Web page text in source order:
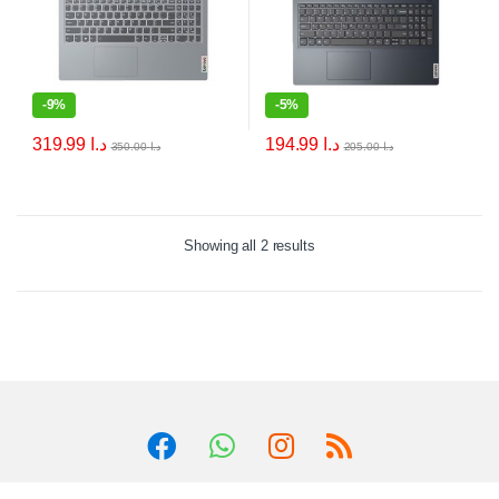
-9%
د.ا د.ا350.00
-5%
د.ا د.ا205.00
Showing all 2 results